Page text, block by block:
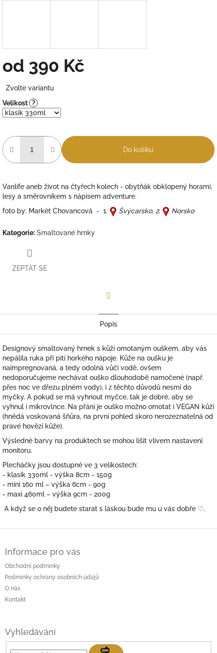
od 390 Kč
cena:
Zvolte variantu
Velikost ?
Do košíku
Vanlife aneb život na čtyřech kolech - obytňák obklopený horami,
lesy a směrovníkem s nápisem adventure.
foto by: Markét Chovancová - 1.
Švýcarsko, 2. Norsko
Kategorie: Smaltované hrnky
ZEPTAT SE
Popis
Designový smaltovaný hrnek s kůží omotaným ouškem, aby vás
nepálila ruka při pití horkého nápoje. Kůže na oušku je
naimpregnovaná, a tedy odolná vůči vodě, ovšem
nedoporučujeme nechávat ouško dlouhodobě namočené (např.
přes noc ve dřezu plném vody), i z těchto důvodů nesmí do
myčky. A pokud se má vyhnout myčce, tak je dobré, aby se
vyhnul i mikrovlnce. Na přání je ouško možno omotat i VEGAN kůží
(hnědá voskovaná šňůra, na první pohled skoro nerozeznatelná od
pravé hovězí kůže).
Výsledné barvy na produktech se mohou lišit vlivem nastavení
monitoru.
Plecháčky jsou dostupné ve 3 velikostech:
- klasik 330ml - výška 8cm - 150g
- mini 160 ml – výška 6cm - 90g
- maxi 460ml – výška 9cm - 200g
A když se o něj budete starat s láskou bude mu u vás dobře ♡.
Informace pro vás
Obchodní podmínky
Podmínky ochrany osobních údajů
O nás
Kontakt
Vyhledávání